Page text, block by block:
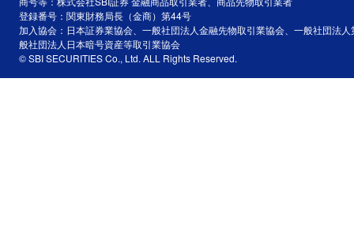
登録番号：関東財務局長（金商）第44号
加入協会：日本証券業協会、一般社団法人金融先物取引業協会、一般社団法
般社団法人日本暗号資産等取引業協会
© SBI SECURITIES Co., Ltd. ALL Rights Reserved.